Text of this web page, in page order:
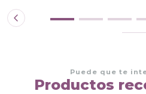
Puede que te
Productos